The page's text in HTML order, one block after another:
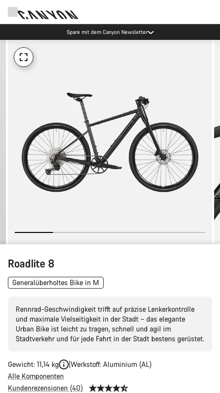
Spare mit dem Canyon Newsletter
Roadlite 8
Generalüberholtes Bike in M
Rennrad-Geschwindigkeit trifft auf präzise Lenkerkontrolle
und maximale Vielseitigkeit in der Stadt – das elegante
Urban Bike ist leicht zu tragen, schnell und agil im
Stadtverkehr und für jede Fahrt in der Stadt bestens gerüstet.
Gewicht: 11,14 kg
Werkstoff: Aluminium (AL)
Alle Komponenten
Kundenrezensionen (40)